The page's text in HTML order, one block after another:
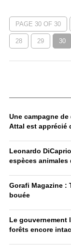
PAGE 30 OF 30
28 29 30
Une campagne
Attal est apprécié
Leonardo
espèces animales
Gorafi Magazine :
bouée
Le gouvernement
forêts encore